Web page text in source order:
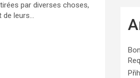
par diverses choses,
de leurs…